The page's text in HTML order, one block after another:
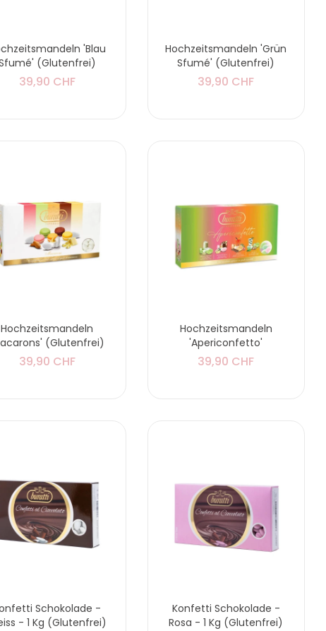
'Blau
(Glutenfrei)
39,90 CHF
Hochzeitsmandeln 'Grün
Sfumé' (Glutenfrei)
39,90 CHF
Hochzeitsmandeln
(Glutenfrei)
39,90 CHF
Hochzeitsmandeln
'Apericonfetto'
39,90 CHF
Schokolade -
- 1 Kg (Glutenfrei)
Konfetti Schokolade -
Rosa - 1 Kg (Glutenfrei)